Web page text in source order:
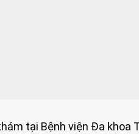
tại Bệnh viện Đa khoa